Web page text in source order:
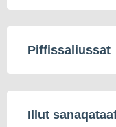
Piffissaliussat
Illut